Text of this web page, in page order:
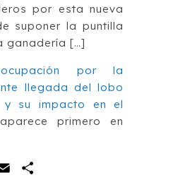
por esta nueva
suponer la puntilla
ganadería […]
por la
llegada del lobo
y su impacto en el
primero en
Email